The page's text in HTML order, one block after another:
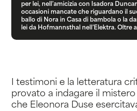
per lei, nell’amicizia con Isadora
occasioni mancate che riguardano il
ballo di Nora in Casa di bambola o la
lei da Hofmannsthal nell’Elektra. Oltre
straordinariamente espressivo dal
ma in alcune sequenze il controllo
della postura e dell’intensità
leggere il suo movimento come danza,
I testimoni e la letteratura
provato a indagare il
che Eleonora Duse